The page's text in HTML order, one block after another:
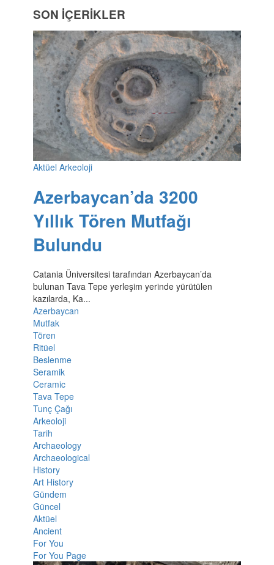
SON İÇERİKLER
Aktüel Arkeoloji
Azerbaycan’da 3200
Yıllık Tören Mutfağı
Bulundu
Catania Üniversitesi tarafından Azerbaycan’da
bulunan Tava Tepe yerleşim yerinde yürütülen
kazılarda, Ka...
Azerbaycan
Mutfak
Tören
Ritüel
Beslenme
Seramik
Ceramic
Tava Tepe
Tunç Çağı
Arkeoloji
Tarih
Archaeology
Archaeological
History
Art History
Gündem
Güncel
Aktüel
Ancient
For You
For You Page